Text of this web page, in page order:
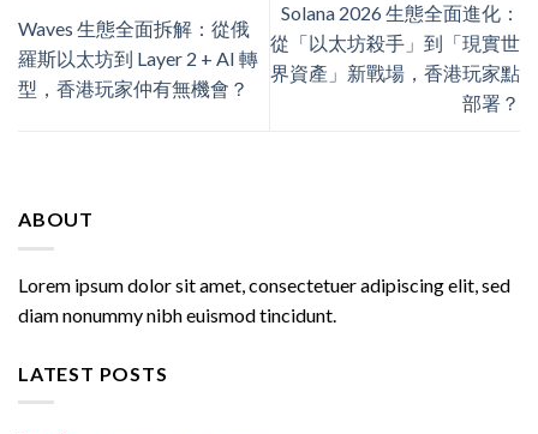
Waves 生態全面拆解：從俄
羅斯以太坊到 Layer 2 + AI 轉
型，香港玩家仲有無機會？
Solana 2026 生態全面進化：
從「以太坊殺手」到「現實世
界資產」新戰場，香港玩家點
部署？
ABOUT
Lorem ipsum dolor sit amet, consectetuer adipiscing elit, sed
diam nonummy nibh euismod tincidunt.
LATEST POSTS